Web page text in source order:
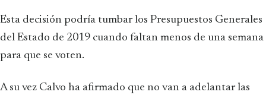
Esta decisión podría tumbar los Presupuestos Generales
del Estado de 2019 cuando faltan menos de una semana
para que se voten.
A su vez Calvo ha afirmado que no van a adelantar las